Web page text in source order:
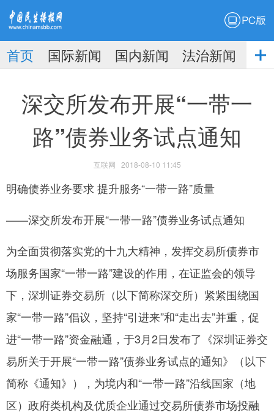
播
报
网
首页 国际新闻 国内新闻 法治新闻
社
深交所发布开展“一带一
路”债券业务试点通知
互联网 2018-08-10 11:45
明确债券业务要求 提升服务“一带一路”质量
——深交所发布开展“一带一路”债券业务试点通知
为全面贯彻落实党的十九大精神，发挥交易所债券市
场服务国家“一带一路”建设的作用，在证监会的领导
下，深圳证券交易所（以下简称深交所）紧紧围绕国
家“一带一路”倡议，坚持“引进来”和“走出去”并重，促
进“一带一路”资金融通，于3月2日发布了《深圳证券交
易所关于开展“一带一路”债券业务试点的通知》（以下
简称《通知》），为境内和“一带一路”沿线国家（地
区）政府类机构及优质企业通过交易所债券市场投融